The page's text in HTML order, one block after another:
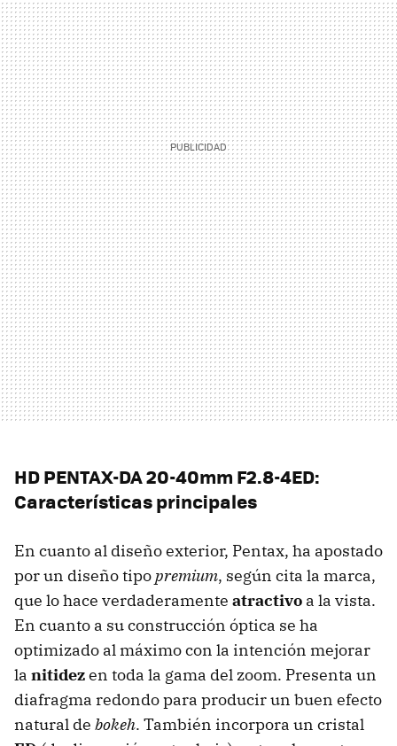
HD PENTAX-DA 20-40mm F2.8-4ED:
Características principales
En cuanto al diseño exterior, Pentax, ha apostado
por un diseño tipopremium, según cita la marca,
que lo hace verdaderamente atractivo a la vista.
En cuanto a su construcción óptica se ha
optimizado al máximo con la intención mejorar
la nitidezen toda la gama del zoom. Presenta un
diafragma redondo para producir un buen efecto
natural de bokeh. También incorpora un cristal